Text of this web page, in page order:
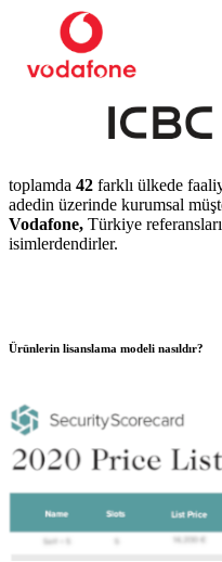
toplamda 42 farklı ülkede
adedin üzerinde kurumsal
Vodafone, Türkiye
isimlerdendirler.
Ürünlerin lisanslama modeli nasıldır?